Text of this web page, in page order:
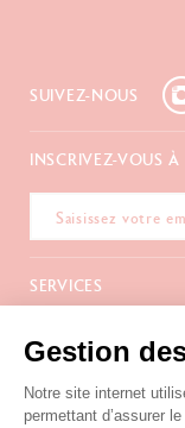
Gestion
Notre site internet
permettant d’assurer
SUIVEZ-NOUS
INSCRIVEZ-VOUS
SERVICES
Paiements
Retours
A PROPOS
FAQ
La Maison
NOUS CONTACTER